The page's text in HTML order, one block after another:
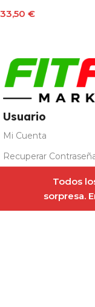
Todos
sorpresa.
33,50 €
Usuario
Mi Cuenta
Recuperar
Detalles de la Cuenta